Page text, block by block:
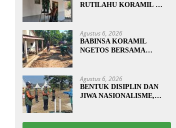
RUTILAHU KORAMIL
MASUK TAHAP
PENYELESAIAN
Agustus 6, 2026
BABINSA KORAMIL
NGETOS BERSAMA
LOKASI UNTUK
PENGECORAN
Agustus 6, 2026
BENTUK DISIPLIN DAN
JIWA NASIONALISME,
PASKIBRA